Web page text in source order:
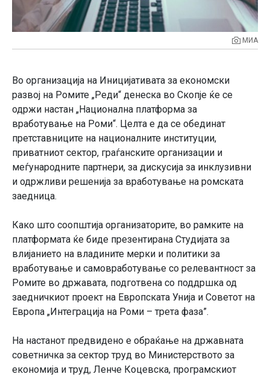
МИА
Во организација на Иницијативата за економски
развој на Ромите „Реди“ денеска во Скопје ќе се
одржи настан „Национална платформа за
вработување на Роми“. Целта е да се обединат
претставниците на националните институции,
приватниот сектор, граѓанските организации и
меѓународните партнери, за дискусија за инклузивни
и одржливи решенија за вработување на ромската
заедница.
Како што соопштија организаторите, во рамките на
платформата ќе биде презентирана Студијата за
влијанието на владините мерки и политики за
вработување и самовработување со релевантност за
Ромите во државата, подготвена со поддршка од
заедничкиот проект на Европската Унија и Советот на
Европа „Интеграција на Роми – трета фаза”.
На настанот предвидено е обраќање на државната
советничка за сектор труд во Министерството за
економија и труд, Ленче Коцевска, програмскиот